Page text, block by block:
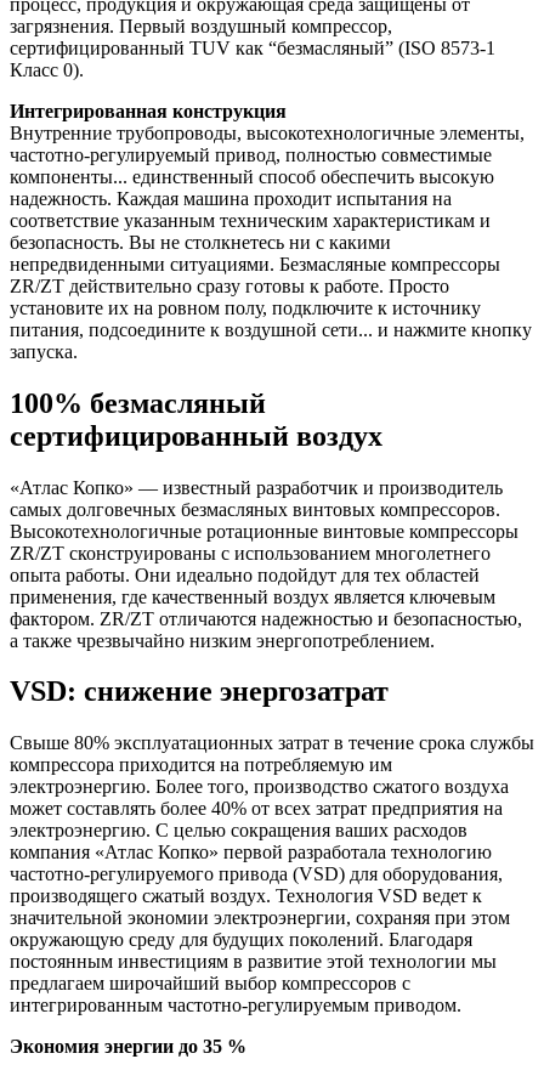
загрязнения. Первый воздушный компрессор,
сертифицированный TUV как “безмасляный” (ISO 8573-1
Класс 0).
Интегрированная конструкция
Внутренние трубопроводы, высокотехнологичные элементы,
частотно-регулируемый привод, полностью совместимые
компоненты... единственный способ обеспечить высокую
надежность. Каждая машина проходит испытания на
соответствие указанным техническим характеристикам и
безопасность. Вы не столкнетесь ни с какими
непредвиденными ситуациями. Безмасляные компрессоры
ZR/ZT действительно сразу готовы к работе. Просто
установите их на ровном полу, подключите к источнику
питания, подсоедините к воздушной сети... и нажмите кнопку
запуска.
100% безмасляный
сертифицированный воздух
«Атлас Копко» — известный разработчик и производитель
самых долговечных безмасляных винтовых компрессоров.
Высокотехнологичные ротационные винтовые компрессоры
ZR/ZT сконструированы с использованием многолетнего
опыта работы. Они идеально подойдут для тех областей
применения, где качественный воздух является ключевым
фактором. ZR/ZT отличаются надежностью и безопасностью,
а также чрезвычайно низким энергопотреблением.
VSD: снижение энергозатрат
Свыше 80% эксплуатационных затрат в течение срока службы
компрессора приходится на потребляемую им
электроэнергию. Более того, производство сжатого воздуха
может составлять более 40% от всех затрат предприятия на
электроэнергию. С целью сокращения ваших расходов
компания «Атлас Копко» первой разработала технологию
частотно-регулируемого привода (VSD) для оборудования,
производящего сжатый воздух. Технология VSD ведет к
значительной экономии электроэнергии, сохраняя при этом
окружающую среду для будущих поколений. Благодаря
постоянным инвестициям в развитие этой технологии мы
предлагаем широчайший выбор компрессоров с
интегрированным частотно-регулируемым приводом.
Экономия энергии до 35 %